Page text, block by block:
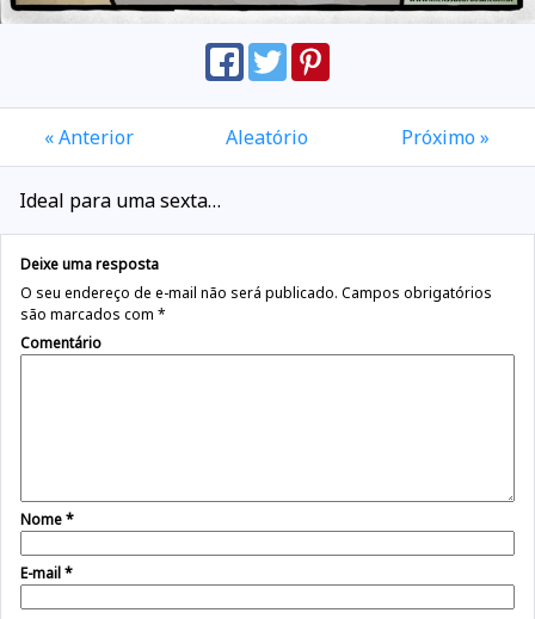
« Anterior Aleatório Próximo »
Ideal para uma sexta…
Deixe uma resposta
O seu endereço de e-mail não será publicado. Campos obrigatórios
são marcados com *
Comentário
Nome*
E-mail*